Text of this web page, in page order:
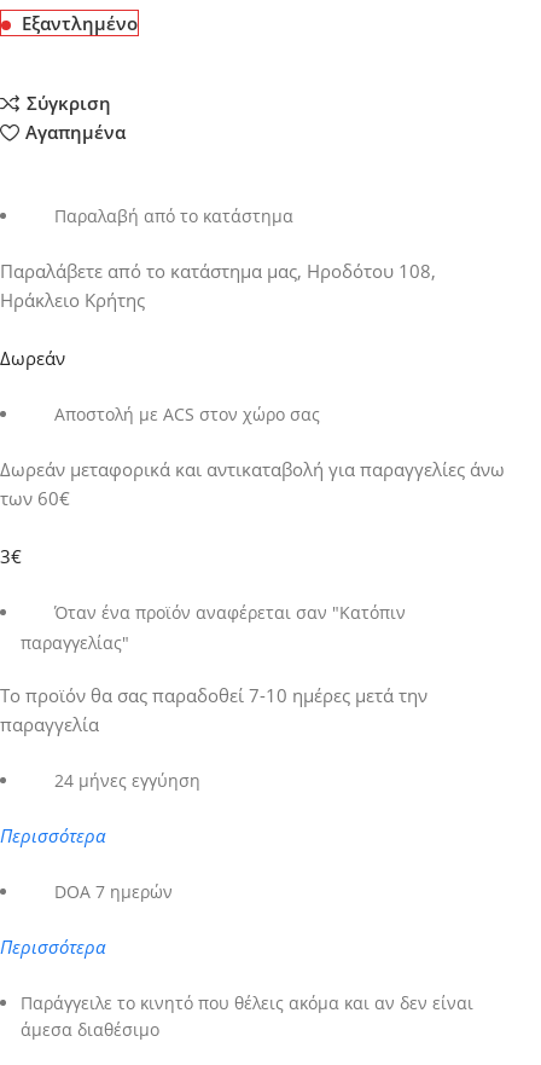
Εξαντλημένο
Σύγκριση
Αγαπημένα
Παραλαβή από το κατάστημα
Παραλάβετε από το κατάστημα μας, Ηροδότου 108,
Ηράκλειο Κρήτης
Δωρεάν
Αποστολή με ACS στον χώρο σας
Δωρεάν μεταφορικά και αντικαταβολή για παραγγελίες άνω
των 60€
3€
Όταν ένα προϊόν αναφέρεται σαν "Κατόπιν
παραγγελίας"
Το προϊόν θα σας παραδοθεί 7-10 ημέρες μετά την
παραγγελία
24 μήνες εγγύηση
Περισσότερα
DOA 7 ημερών
Περισσότερα
Παράγγειλε το κινητό που θέλεις ακόμα και αν δεν είναι
άμεσα διαθέσιμο